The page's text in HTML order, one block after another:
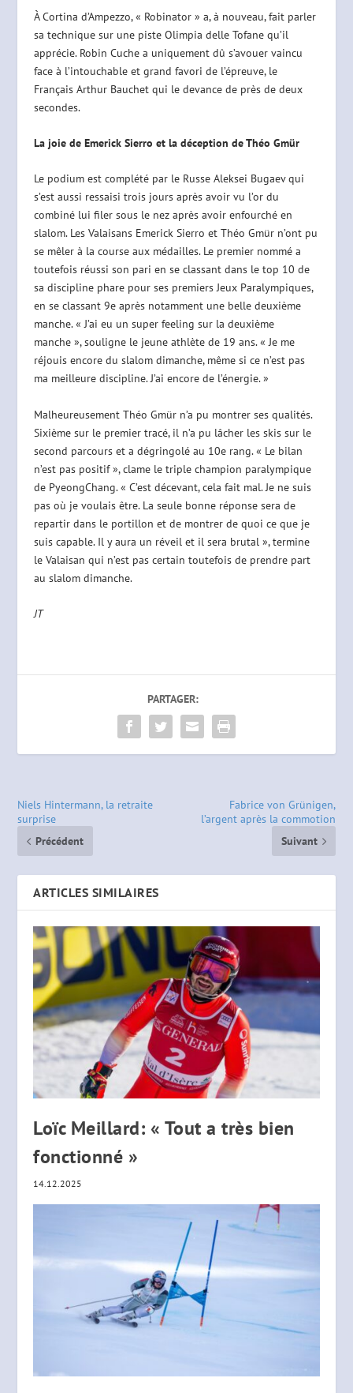
À Cortina d’Ampezzo, « Robinator » a, à nouveau, fait parler
sa technique sur une piste Olimpia delle Tofane qu’il
apprécie. Robin Cuche a uniquement dû s’avouer vaincu
face à l’intouchable et grand favori de l’épreuve, le
Français Arthur Bauchet qui le devance de près de deux
secondes.
La joie de Emerick Sierro et la déception de Théo Gmür
Le podium est complété par le Russe Aleksei Bugaev qui
s’est aussi ressaisi trois jours après avoir vu l’or du
combiné lui filer sous le nez après avoir enfourché en
slalom. Les Valaisans Emerick Sierro et Théo Gmür n’ont pu
se mêler à la course aux médailles. Le premier nommé a
toutefois réussi son pari en se classant dans le top 10 de
sa discipline phare pour ses premiers Jeux Paralympiques,
en se classant 9e après notamment une belle deuxième
manche. « J’ai eu un super feeling sur la deuxième
manche », souligne le jeune athlète de 19 ans. « Je me
réjouis encore du slalom dimanche, même si ce n’est pas
ma meilleure discipline. J’ai encore de l’énergie. »
Malheureusement Théo Gmür n’a pu montrer ses qualités.
Sixième sur le premier tracé, il n’a pu lâcher les skis sur le
second parcours et a dégringolé au 10e rang. « Le bilan
n’est pas positif », clame le triple champion paralympique
de PyeongChang. « C’est décevant, cela fait mal. Je ne suis
pas où je voulais être. La seule bonne réponse sera de
repartir dans le portillon et de montrer de quoi ce que je
suis capable. Il y aura un réveil et il sera brutal », termine
le Valaisan qui n’est pas certain toutefois de prendre part
au slalom dimanche.
JT
PARTAGER:
Niels Hintermann, la retraite
surprise
Précédent
Fabrice von Grünigen,
l’argent après la commotion
Suivant
ARTICLES SIMILAIRES
Loïc Meillard: « Tout a très bien
fonctionné »
14.12.2025